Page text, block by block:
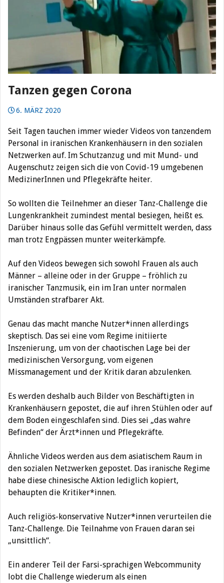
Tanzen gegen Corona
6. MÄRZ 2020
Seit Tagen tauchen immer wieder Videos von tanzendem
Personal in iranischen Krankenhäusern in den sozialen
Netzwerken auf. Im Schutzanzug und mit Mund- und
Augenschutz zeigen sich die von Covid-19 umgebenen
MedizinerInnen und Pflegekräfte heiter.
So wollten die Teilnehmer an dieser Tanz-Challenge die
Lungenkrankheit zumindest mental besiegen, heißt es.
Darüber hinaus solle das Gefühl vermittelt werden, dass
man trotz Engpässen munter weiterkämpfe.
Auf den Videos bewegen sich sowohl Frauen als auch
Männer – alleine oder in der Gruppe – fröhlich zu
iranischer Tanzmusik, ein im Iran unter normalen
Umständen strafbarer Akt.
Genau das macht manche Nutzer*innen allerdings
skeptisch. Das sei eine vom Regime initiierte
Inszenierung, um von der chaotischen Lage bei der
medizinischen Versorgung, vom eigenen
Missmanagement und der Kritik daran abzulenken.
Es werden deshalb auch Bilder von Beschäftigten in
Krankenhäusern gepostet, die auf ihren Stühlen oder auf
dem Boden eingeschlafen sind. Dies sei „das wahre
Befinden“ der Ärzt*innen und Pflegekräfte.
Ähnliche Videos werden aus dem asiatischem Raum in
den sozialen Netzwerken gepostet. Das iranische Regime
habe diese chinesische Aktion lediglich kopiert,
behaupten die Kritiker*innen.
Auch religiös-konservative Nutzer*innen verurteilen die
Tanz-Challenge. Die Teilnahme von Frauen daran sei
„unsittlich“.
Ein anderer Teil der Farsi-sprachigen Webcommunity
lobt die Challenge wiederum als einen